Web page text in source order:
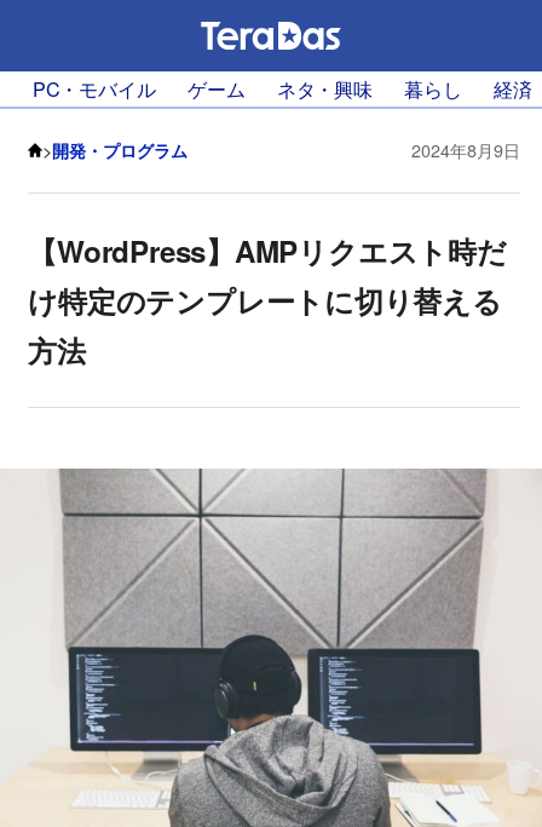
PC・モバイル ゲーム ネタ・興味 暮らし 経済
>開発・プログラム 2024年8月9日
【WordPress】AMPリクエスト時だ
け特定のテンプレートに切り替える
方法